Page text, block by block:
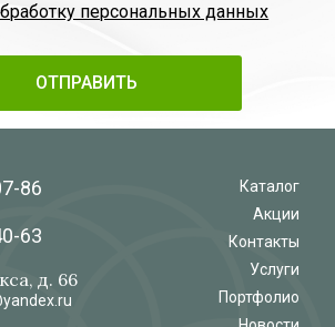
персональных данных
86
63
д. 66
Каталог
Акции
Контакты
Услуги
Портфолио